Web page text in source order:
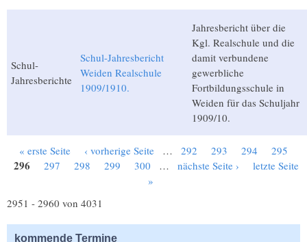
Schul-
Jahresberichte
Schul-Jahresbericht
Weiden Realschule
1909/1910.
Jahresbericht über die
Kgl. Realschule und die
damit verbundene
gewerbliche
Fortbildungsschule in
Weiden für das Schuljahr
1909/10.
Seiten
« erste Seite ‹ vorherige Seite … 292 293 294 295
296 297 298 299 300 … nächste Seite ›
letzte Seite
»
2951 - 2960 von 4031
kommende Termine